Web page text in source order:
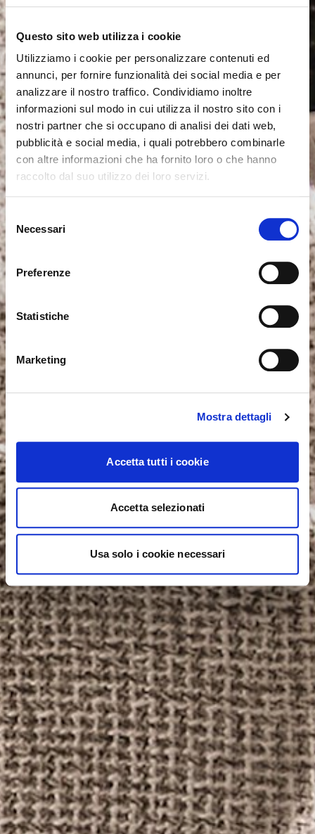
Questo sito web utilizza i cookie
Utilizziamo i cookie per personalizzare contenuti ed
annunci, per fornire funzionalità dei social media e per
analizzare il nostro traffico. Condividiamo inoltre
informazioni sul modo in cui utilizza il nostro sito con i
nostri partner che si occupano di analisi dei dati web,
pubblicità e social media, i quali potrebbero combinarle
con altre informazioni che ha fornito loro o che hanno
raccolto dal suo utilizzo dei loro servizi.
del
consenso
Necessari
Preferenze
Statistiche
Marketing
Mostra dettagli
Accetta tutti i cookie
Accetta selezionati
Usa solo i cookie necessari
depuis un autre pays
Vous consultez actuellement le site Calligaris pour
France. Souhaitez-vous passer au site en États-Unis ?
Erreur de Connexion Fermer
pas que le mot de passe est sensible à la casse.